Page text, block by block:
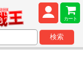
カート
検索